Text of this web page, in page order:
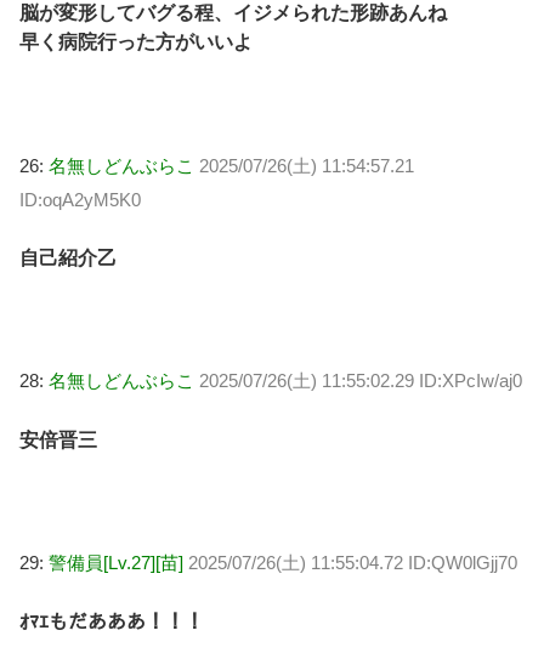
脳が変形してバグる程、イジメられた形跡あんね
早く病院行った方がいいよ
26: 名無しどんぶらこ 2025/07/26(土) 11:54:57.21
ID:oqA2yM5K0
自己紹介乙
28: 名無しどんぶらこ 2025/07/26(土) 11:55:02.29 ID:XPcIw/aj0
安倍晋三
29: 警備員[Lv.27][苗] 2025/07/26(土) 11:55:04.72 ID:QW0lGjj70
ｵﾏｴもだあああ！！！